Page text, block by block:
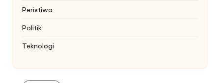
Peristiwa
Politik
Teknologi